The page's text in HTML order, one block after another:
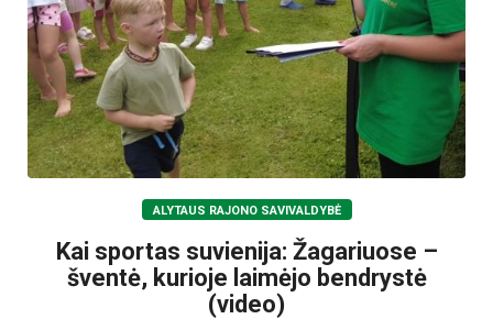
ALYTAUS RAJONO SAVIVALDYBĖ
Kai sportas suvienija: Žagariuose –
šventė, kurioje laimėjo bendrystė
(video)